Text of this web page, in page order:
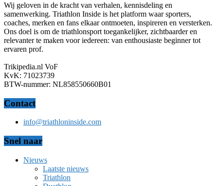
Wij geloven in de kracht van verhalen, kennisdeling en
samenwerking. Triathlon Inside is het platform waar sporters,
coaches, merken en fans elkaar ontmoeten, inspireren en versterken.
Ons doel is om de triathlonsport toegankelijker, zichtbaarder en
relevanter te maken voor iedereen: van enthousiaste beginner tot
ervaren prof.
Trikipedia.nl VoF
KvK: 71023739
BTW-nummer: NL858550660B01
Contact
info@triathloninside.com
Snel naar
Nieuws
Laatste nieuws
Triathlon